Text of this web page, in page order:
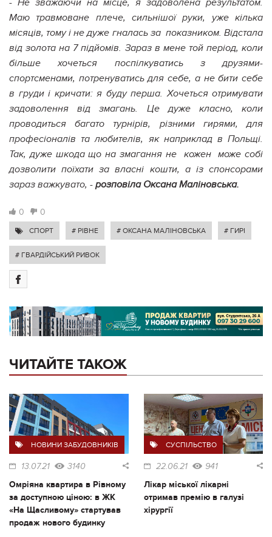
- Не зважаючи на місце, я задоволена результатом.
Маю травмоване плече, сильнішої руки, уже кілька
місяців, тому і не дуже гналась за показником. Відстала
від золота на 7 підйомів. Зараз в мене той період, коли
більше хочеться поспілкуватись з друзями-
спортсменами, потренуватись для себе, а не бити себе
в груди і кричати: я буду перша. Хочеться отримувати
задоволення від змагань. Це дуже класно, коли
проводиться багато турнірів, різними гирями, для
професіоналів та любителів, як наприклад в Польщі.
Так, дуже шкода що на змагання не кожен може собі
дозволити поїхати за власні кошти, а із спонсорами
зараз важкувато, - розповіла Оксана Маліновська.
0 0
СПОРТ # РІВНЕ # ОКСАНА МАЛІНОВСЬКА # ГИРІ
# ГВАРДІЙСЬКИЙ РИВОК
ЧИТАЙТЕ ТАКОЖ
НОВИНИ ЗАБУДОВНИКІВ
13.07.21 3140
Омріяна квартира в Рівному
за доступною ціною: в ЖК
«На Щасливому» стартував
продаж нового будинку
СУСПІЛЬСТВО
22.06.21 941
Лікар міської лікарні
отримав премію в галузі
хірургії